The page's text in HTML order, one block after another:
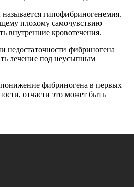
гипофибриногенемия.
плохому самочувствию
внутренние кровотечения.
недостаточности фибриногена
лечение под неусыпным
понижение фибриногена в первых
отчасти это может быть